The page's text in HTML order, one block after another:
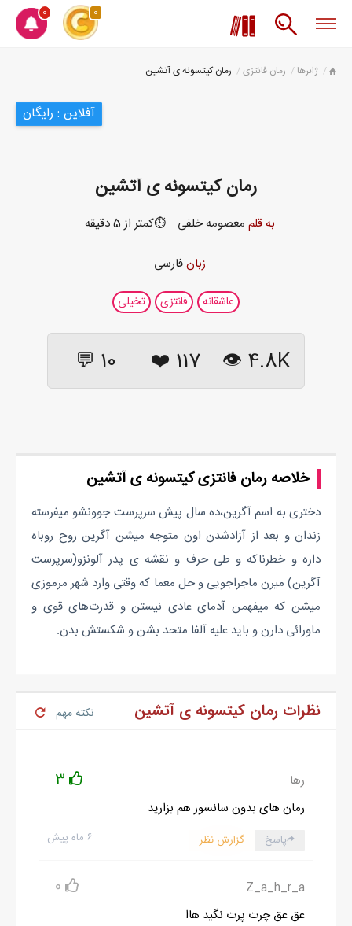
0 0
ژانرها رمان فانتزی رمان کیتسونه ی آتشین
آفلاین : رایگان
رمان کیتسونه ی آتشین
به قلم معصومه خلفی ⏱️کمتر از 5 دقیقه
زبانفارسی
عاشقانه فانتزی تخیلی
4.8K 👁
117
❤️
10 💬
خلاصه رمان فانتزی کیتسونه ی آتشین
دختری به اسم آگرین،ده سال پیش سرپرست جوونشو میفرسته
زندان و بعد از آزادشدن اون متوجه میشن آگرین روح روباه
داره و خطرناکه و طی حرف و نقشه ی پدر آلونزو(سرپرست
آگرین) میرن ماجراجویی و حل معما که وقتی وارد شهر مرموزی
میشن که میفهمن آدمای عادی نیستن و قدرت‌های قوی و
ماورائی دارن و باید علیه آلفا متحد بشن و شکستش بدن.
نظرات رمان کیتسونه ی آتشین نکته مهم
رها 3
رمان های بدون سانسور هم بزارید
۶ ماه پیش پاسخ گزارش نظر
Z_a_h_r_a
0
عق عق چرت پرت نگید هاا